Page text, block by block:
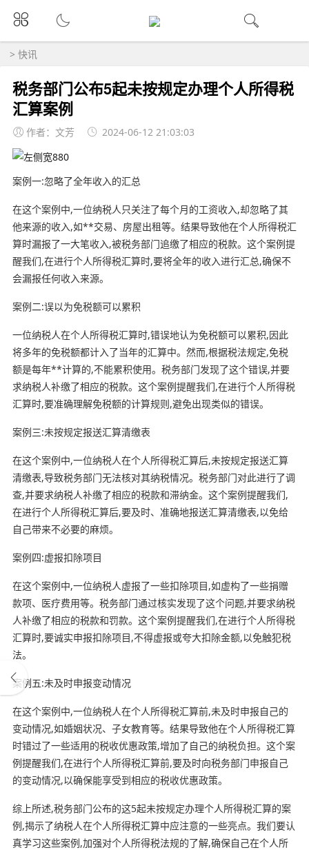
> 快讯
税务部门公布5起未按规定办理个人所得税
汇算案例
作者：文芳 2024-06-12 21:03:03
案例一:忽略了全年收入的汇总
在这个案例中,一位纳税人只关注了每个月的工资收入,却忽略了其
他来源的收入,如**交易、房屋出租等。结果导致他在个人所得税汇
算时漏报了一大笔收入,被税务部门追缴了相应的税款。这个案例提
醒我们,在进行个人所得税汇算时,要将全年的收入进行汇总,确保不
会漏报任何收入来源。
案例二:误以为免税额可以累积
一位纳税人在个人所得税汇算时,错误地认为免税额可以累积,因此
将多年的免税额都计入了当年的汇算中。然而,根据税法规定,免税
额是每年**计算的,不能累积使用。税务部门发现了这个错误,并要
求纳税人补缴了相应的税款。这个案例提醒我们,在进行个人所得税
汇算时,要准确理解免税额的计算规则,避免出现类似的错误。
案例三:未按规定报送汇算清缴表
在这个案例中,一位纳税人在个人所得税汇算后,未按规定报送汇算
清缴表,导致税务部门无法核对其纳税情况。税务部门对此进行了调
查,并要求纳税人补缴了相应的税款和滞纳金。这个案例提醒我们,
在进行个人所得税汇算后,要及时、准确地报送汇算清缴表,以免给
自己带来不必要的麻烦。
案例四:虚报扣除项目
在这个案例中,一位纳税人虚报了一些扣除项目,如虚构了一些捐赠
款项、医疗费用等。税务部门通过核实发现了这个问题,并要求纳税
人补缴了相应的税款和罚款。这个案例提醒我们,在进行个人所得税
汇算时,要诚实申报扣除项目,不得虚报或夸大扣除金额,以免触犯税
法。
案例五:未及时申报变动情况
在这个案例中,一位纳税人在个人所得税汇算前,未及时申报自己的
变动情况,如婚姻状况、子女教育等。结果导致他在个人所得税汇算
时错过了一些适用的税收优惠政策,增加了自己的纳税负担。这个案
例提醒我们,在进行个人所得税汇算前,要及时向税务部门申报自己
的变动情况,以确保能享受到相应的税收优惠政策。
综上所述,税务部门公布的这5起未按规定办理个人所得税汇算的案
例,揭示了纳税人在个人所得税汇算中应注意的一些亮点。我们要认
真学习这些案例,加强对个人所得税法规的了解,确保自己在个人所